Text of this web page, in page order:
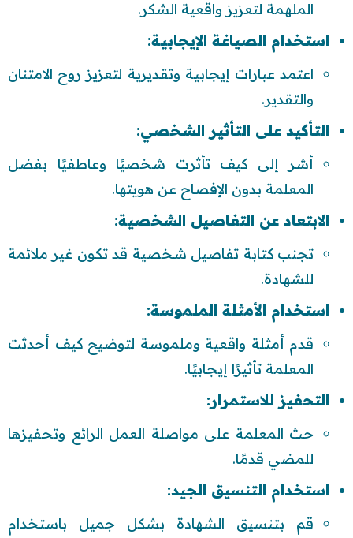
الملهمة لتعزيز واقعية الشكر.
استخدام الصياغة الإيجابية:
اعتمد عبارات إيجابية وتقديرية لتعزيز روح الامتنان
والتقدير.
التأكيد على التأثير الشخصي:
أشر إلى كيف تأثرت شخصيًا وعاطفيًا بفضل
المعلمة بدون الإفصاح عن هويتها.
الابتعاد عن التفاصيل الشخصية:
تجنب كتابة تفاصيل شخصية قد تكون غير ملائمة
للشهادة.
استخدام الأمثلة الملموسة:
قدم أمثلة واقعية وملموسة لتوضيح كيف أحدثت
المعلمة تأثيرًا إيجابيًا.
التحفيز للاستمرار:
حث المعلمة على مواصلة العمل الرائع وتحفيزها
للمضي قدمًا.
استخدام التنسيق الجيد:
قم بتنسيق الشهادة بشكل جميل باستخدام